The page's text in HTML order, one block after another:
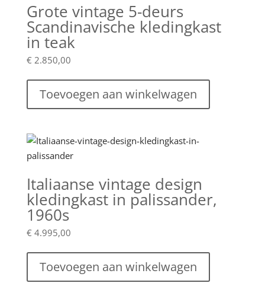
Grote vintage 5-deurs
Scandinavische kledingkast
in teak
€ 2.850,00
Toevoegen aan winkelwagen
Italiaanse vintage design
kledingkast in palissander,
1960s
€ 4.995,00
Toevoegen aan winkelwagen